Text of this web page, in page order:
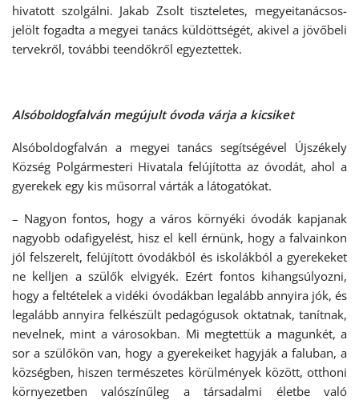
hivatott szolgálni. Jakab Zsolt tiszteletes, megyeitanácsos-
jelölt fogadta a megyei tanács küldöttségét, akivel a jövőbeli
tervekről, további teendőkről egyeztettek.
Alsóboldogfalván megújult óvoda várja a kicsiket
Alsóboldogfalván a megyei tanács segítségével Újszékely
Község Polgármesteri Hivatala felújította az óvodát, ahol a
gyerekek egy kis műsorral várták a látogatókat.
– Nagyon fontos, hogy a város környéki óvodák kapjanak
nagyobb odafigyelést, hisz el kell érnünk, hogy a falvainkon
jól felszerelt, felújított óvodákból és iskolákból a gyerekeket
ne kelljen a szülők elvigyék. Ezért fontos kihangsúlyozni,
hogy a feltételek a vidéki óvodákban legalább annyira jók, és
legalább annyira felkészült pedagógusok oktatnak, tanítnak,
nevelnek, mint a városokban. Mi megtettük a magunkét, a
sor a szülőkön van, hogy a gyerekeiket hagyják a faluban, a
községben, hiszen természetes körülmények között, otthoni
környezetben valószínűleg a társadalmi életbe való